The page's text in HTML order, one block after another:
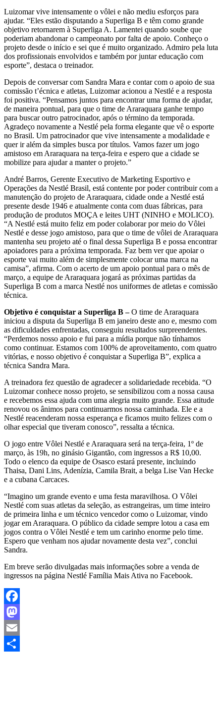
Luizomar vive intensamente o vôlei e não mediu esforços para
ajudar. “Eles estão disputando a Superliga B e têm como grande
objetivo retornarem à Superliga A. Lamentei quando soube que
poderiam abandonar o campeonato por falta de apoio. Conheço o
projeto desde o início e sei que é muito organizado. Admiro pela luta
dos profissionais envolvidos e também por juntar educação com
esporte”, destaca o treinador.
Depois de conversar com Sandra Mara e contar com o apoio de sua
comissão t’écnica e atletas, Luizomar acionou a Nestlé e a resposta
foi positiva. “Pensamos juntos para encontrar uma forma de ajudar,
de maneira pontual, para que o time de Araraquara ganhe tempo
para buscar outro patrocinador, após o término da temporada.
Agradeço novamente a Nestlé pela forma elegante que vê o esporte
no Brasil. Um patrocinador que vive intensamente a modalidade e
quer ir além da simples busca por títulos. Vamos fazer um jogo
amistoso em Araraquara na terça-feira e espero que a cidade se
mobilize para ajudar a manter o projeto.”
André Barros, Gerente Executivo de Marketing Esportivo e
Operações da Nestlé Brasil, está contente por poder contribuir com a
manutenção do projeto de Araraquara, cidade onde a Nestlé está
presente desde 1946 e atualmente conta com duas fábricas, para
produção de produtos MOÇA e leites UHT (NINHO e MOLICO).
“A Nestlé está muito feliz em poder colaborar por meio do Vôlei
Nestlé e desse jogo amistoso, para que o time de vôlei de Araraquara
mantenha seu projeto até o final dessa Superliga B e possa encontrar
apoiadores para a próxima temporada. Faz bem ver que apoiar o
esporte vai muito além de simplesmente colocar uma marca na
camisa”, afirma. Com o acerto de um apoio pontual para o mês de
março, a equipe de Araraquara jogará as próximas partidas da
Superliga B com a marca Nestlé nos uniformes de atletas e comissão
técnica.
Objetivo é conquistar a Superliga B – O time de Araraquara
iniciou a disputa da Superliga B em janeiro deste ano e, mesmo com
as dificuldades enfrentadas, conseguiu resultados surpreendentes.
“Perdemos nosso apoio e fui para a mídia porque não tínhamos
como continuar. Estamos com 100% de aproveitamento, com quatro
vitórias, e nosso objetivo é conquistar a Superliga B”, explica a
técnica Sandra Mara.
A treinadora fez questão de agradecer a solidariedade recebida. “O
Luizomar conhece nosso projeto, se sensibilizou com a nossa causa
e recebemos essa ajuda com uma alegria muito grande. Essa atitude
renovou os ânimos para continuarmos nossa caminhada. Ele e a
Nestlé reacenderam nossa esperança e ficamos muito felizes com o
olhar especial que tiveram conosco”, ressalta a técnica.
O jogo entre Vôlei Nestlé e Araraquara será na terça-feira, 1º de
março, às 19h, no ginásio Gigantão, com ingressos a R$ 10,00.
Todo o elenco da equipe de Osasco estará presente, incluindo
Thaisa, Dani Lins, Adenízia, Camila Brait, a belga Lise Van Hecke
e a cubana Carcaces.
“Imagino um grande evento e uma festa maravilhosa. O Vôlei
Nestlé com suas atletas da seleção, as estrangeiras, um time inteiro
de primeira linha e um técnico vencedor como o Luizomar, vindo
jogar em Araraquara. O público da cidade sempre lotou a casa em
jogos contra o Vôlei Nestlé e tem um carinho enorme pelo time.
Espero que venham nos ajudar novamente desta vez”, conclui
Sandra.
Em breve serão divulgadas mais informações sobre a venda de
ingressos na página Nestlé Família Mais Ativa no Facebook.
Facebook
Mastodon
Email